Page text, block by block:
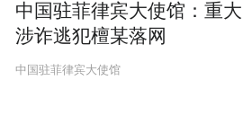
中国驻菲律宾大使馆：重大
涉诈逃犯檀某落网
中国驻菲律宾大使馆